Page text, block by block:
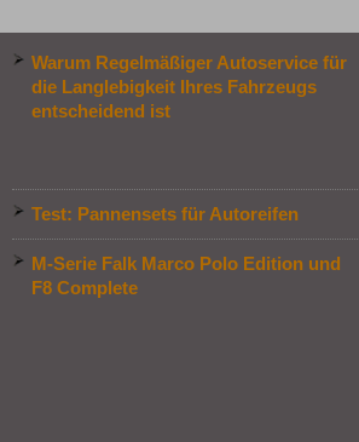
Warum Regelmäßiger Autoservice für
die Langlebigkeit Ihres Fahrzeugs
entscheidend ist
Test: Pannensets für Autoreifen
M-Serie Falk Marco Polo Edition und
F8 Complete